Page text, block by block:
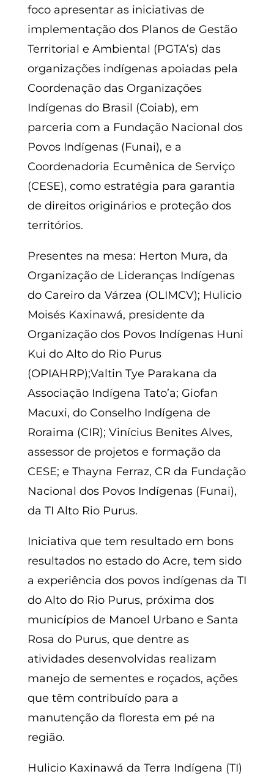
foco apresentar as iniciativas de
implementação dos Planos de Gestão
Territorial e Ambiental (PGTA’s) das
organizações indígenas apoiadas pela
Coordenação das Organizações
Indígenas do Brasil (Coiab), em
parceria com a Fundação Nacional dos
Povos Indígenas (Funai), e a
Coordenadoria Ecumênica de Serviço
(CESE), como estratégia para garantia
de direitos originários e proteção dos
territórios.
Presentes na mesa: Herton Mura, da
Organização de Lideranças Indígenas
do Careiro da Várzea (OLIMCV); Hulicio
Moisés Kaxinawá, presidente da
Organização dos Povos Indígenas Huni
Kui do Alto do Rio Purus
(OPIAHRP);Valtin Tye Parakana da
Associação Indígena Tato’a; Giofan
Macuxi, do Conselho Indígena de
Roraima (CIR); Vinícius Benites Alves,
assessor de projetos e formação da
CESE; e Thayna Ferraz, CR da Fundação
Nacional dos Povos Indígenas (Funai),
da TI Alto Rio Purus.
Iniciativa que tem resultado em bons
resultados no estado do Acre, tem sido
a experiência dos povos indígenas da TI
do Alto do Rio Purus, próxima dos
municípios de Manoel Urbano e Santa
Rosa do Purus, que dentre as
atividades desenvolvidas realizam
manejo de sementes e roçados, ações
que têm contribuído para a
manutenção da floresta em pé na
região.
Hulicio Kaxinawá da Terra Indígena (TI)